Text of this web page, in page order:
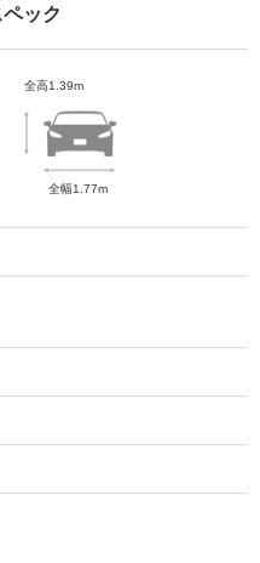
ック
全高1.39m
全幅1.77m